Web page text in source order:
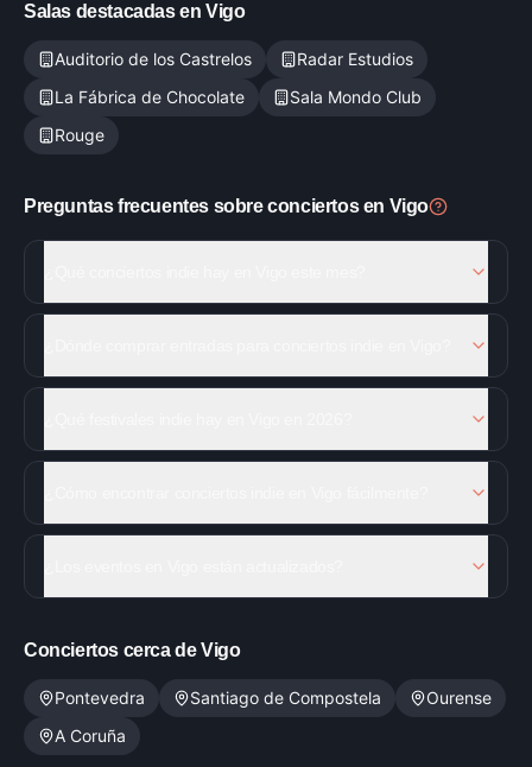
Salas destacadas en Vigo
Auditorio de los Castrelos
Radar Estudios
La Fábrica de Chocolate
Sala Mondo Club
Rouge
Preguntas frecuentes sobre conciertos en Vigo
Conciertos cerca deVigo
Pontevedra Santiago de Compostela
Ourense
A Coruña